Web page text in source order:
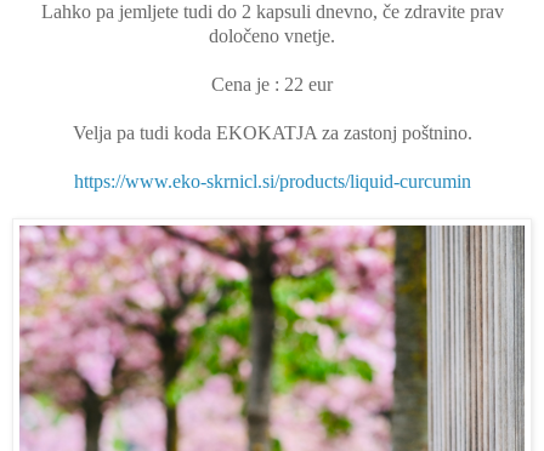
Lahko pa jemljete tudi do 2 kapsuli dnevno, če zdravite prav
določeno vnetje.
Cena je : 22 eur
Velja pa tudi koda EKOKATJA za zastonj poštnino.
https://www.eko-skrnicl.si/products/liquid-curcumin